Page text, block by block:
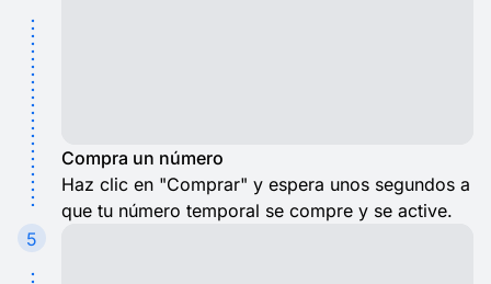
Compra un número
Haz clic en "Comprar" y espera unos segundos a
que tu número temporal se compre y se active.
5